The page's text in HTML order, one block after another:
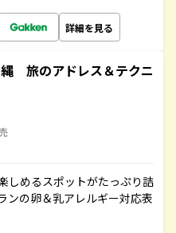
詳細を見る
旅のアドレス＆テクニ
しめるスポットがたっぷり詰
ンの卵＆乳アレルギー対応表